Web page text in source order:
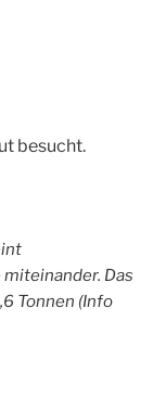
besucht.
Das
Tonnen (Info